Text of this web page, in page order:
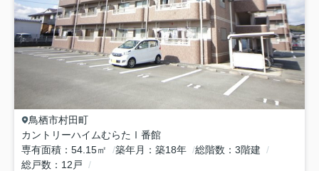
鳥栖市村田町
カントリーハイムむらたⅠ番館
専有面積
54.15㎡ 築年月 築18年 総階数
3階建
総戸数
12戸